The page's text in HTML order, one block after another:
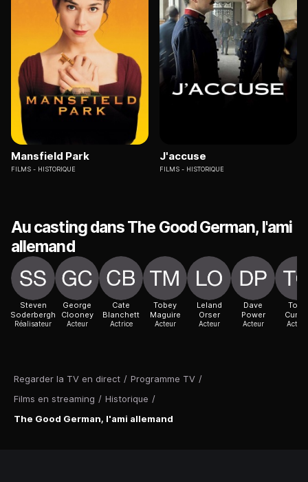
Regarder la TV en direct / Programme TV /
Films en streaming / Historique /
The Good German, l'ami allemand
Mansfield Park
FILMS HISTORIQUE
J'accuse
FILMS HISTORIQUE
Au casting dans The Good German, l'ami
allemand
Steven
Soderbergh
Réalisateur
George
Clooney
Acteur
Cate
Blanchett
Actrice
Tobey
Maguire
Acteur
Leland
Orser
Acteur
Dave
Power
Acteur
Tony
Acteur